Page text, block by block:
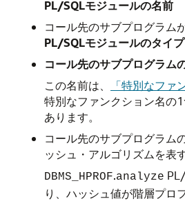
PL/SQLモジュールの名前
コール先のサブプログラム
PL/SQLモジュールのタイプ
コール先のサブプログラム
この名前は、
「特別なファ
特別なファンクション名の
あります。
コール先のサブプログラム
ッシュ・アルゴリズムを表
DBMS_HPROF.analyze
り、ハッシュ値が階層プロ